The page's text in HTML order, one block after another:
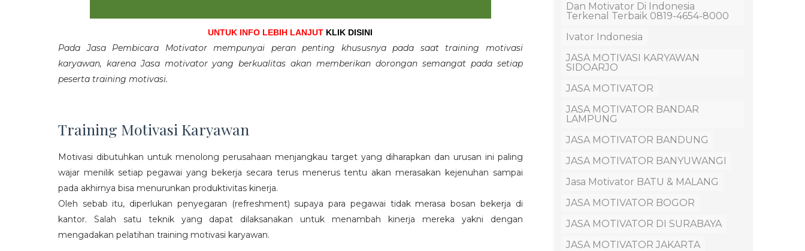
UNTUK INFO LEBIH LANJUT KLIK DISINI
Pada Jasa Pembicara Motivator mempunyai peran penting khususnya pada saat training motivasi
karyawan, karena Jasa motivator yang berkualitas akan memberikan dorongan semangat pada setiap
peserta training motivasi.
Training Motivasi Karyawan
Motivasi dibutuhkan untuk menolong perusahaan menjangkau target yang diharapkan dan urusan ini paling
wajar menilik setiap pegawai yang bekerja secara terus menerus tentu akan merasakan kejenuhan sampai
pada akhirnya bisa menurunkan produktivitas kinerja.
Oleh sebab itu, diperlukan penyegaran (refreshment) supaya para pegawai tidak merasa bosan bekerja di
kantor. Salah satu teknik yang dapat dilaksanakan untuk menambah kinerja mereka yakni dengan
mengadakan pelatihan training motivasi karyawan.
Dan Motivator Di Indonesia
Terkenal Terbaik 0819-4654-8000
Ivator Indonesia
JASA MOTIVASI KARYAWAN
SIDOARJO
JASA MOTIVATOR
JASA MOTIVATOR BANDAR
LAMPUNG
JASA MOTIVATOR BANDUNG
JASA MOTIVATOR BANYUWANGI
Jasa Motivator BATU & MALANG
JASA MOTIVATOR BOGOR
JASA MOTIVATOR DI SURABAYA
JASA MOTIVATOR JAKARTA